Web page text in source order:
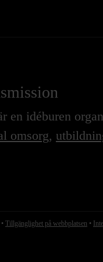
en idéburen
omsorg,
• Tillgänglighet på webbplatsen •